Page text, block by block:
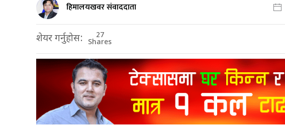
हिमालयखवर संवाददाता
शेयर गर्नुहोस: 27
Shares